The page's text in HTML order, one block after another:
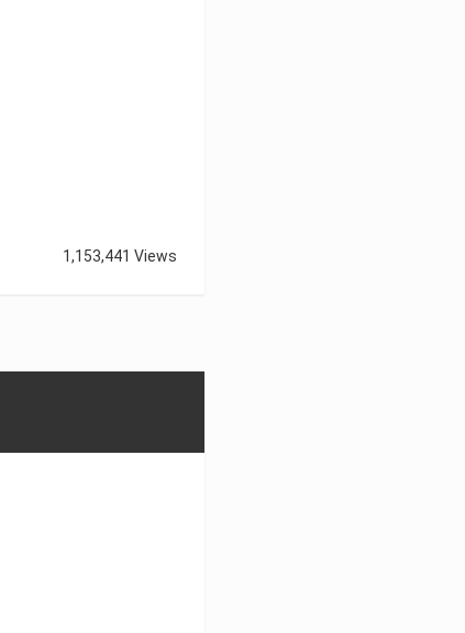
1,153,441 Views